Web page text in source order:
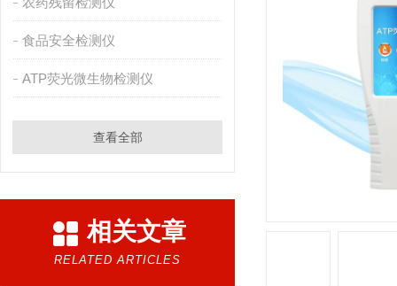
食品安全检测仪
ATP荧光微生物检测仪
查看全部
相关文章
RELATED ARTICLES